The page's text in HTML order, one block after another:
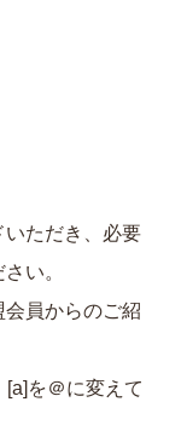
ただき、必要
い。
員からのご紹
を＠に変えて